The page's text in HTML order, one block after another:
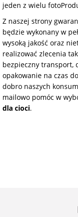
jeden z wielu
Z naszej strony
będzie wykonany w
wysoką jakość oraz
realizować zlecenia
bezpieczny transport,
opakowanie na czas
dobro naszych
mailowo pomóc w
dla cioci.